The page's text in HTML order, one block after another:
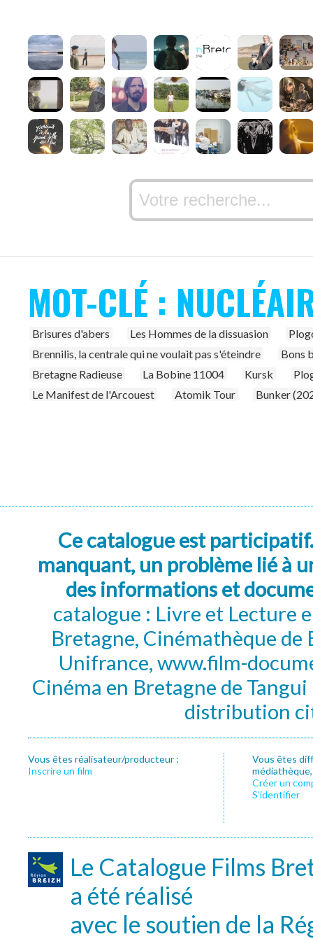
MOT-CLÉ :
Brisures d'abers Les Hommes de la dissuasion
Brennilis, la centrale qui ne voulait pas s'éteindre
Bons
Bretagne Radieuse
La Bobine 11004 Kursk
Le Manifest de l'Arcouest
Atomik Tour Bunker
Ce catalogue est
manquant, un problème lié à
des informations et
catalogue : Livre et Lecture
Bretagne, Cinémathèque de
Unifrance, www.film-
Cinéma en Bretagne de
distribution
Vous êtes réalisateur/producteur :
Inscrire un film
Vous êtes
Créer un
S’identifier
Le Catalogue Films
a été réalisé
avec le soutien de la